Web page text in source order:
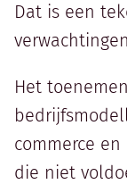
Dat is een
Het
commerce
die niet